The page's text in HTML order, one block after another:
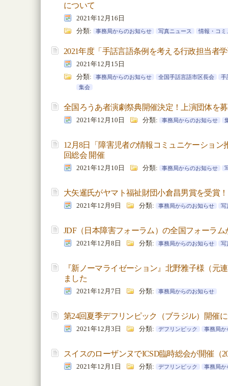
について
2021年12月16日
分類:
事務局からのお知らせ 写真ニュース 情報・コミ
2021年度「手話言語条例を考える行政担当者
2021年12月15日
分類:
事務局からのお知らせ 全国手話言語市区長会
手
集会
全国ろうあ者演劇祭典開催決定！上演団体を
2021年12月10日 分類: 事務局からのお知らせ
12月8日「障害児者の情報コミュニケーション
回総会 開催
2021年12月10日 分類: 事務局からのお知らせ
大矢暹氏がヤマト福祉財団小倉昌男賞を受賞！
2021年12月9日 分類: 事務局からのお知らせ 写
JDF（日本障害フォーラム）の全国フォーラム
2021年12月8日 分類: 事務局からのお知らせ 写
『新ノーマライゼーション』北野雅子様（元
ました
2021年12月7日 分類: 事務局からのお知らせ
第24回夏季デフリンピック（ブラジル）開催
2021年12月3日 分類: デフリンピック 事務局か
スイスのローザンヌでICSD臨時総会が開催（
2021年12月1日 分類: デフリンピック 事務局か